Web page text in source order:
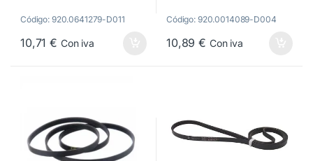
1279 J4 MAEL
C00056443
Código: 920.0641279-D011
10,71€ Con iva
L70A002I5
55X9943
905037220
YY55X9943
Código: 920.0014089-D004
10,89€ Con iva